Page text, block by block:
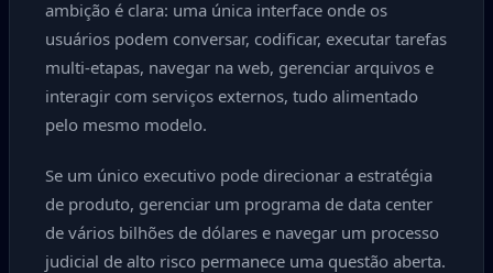
ambição é clara: uma única interface onde os
usuários podem conversar, codificar, executar tarefas
multi-etapas, navegar na web, gerenciar arquivos e
interagir com serviços externos, tudo alimentado
pelo mesmo modelo.
Se um único executivo pode direcionar a estratégia
de produto, gerenciar um programa de data center
de vários bilhões de dólares e navegar um processo
judicial de alto risco permanece uma questão aberta.